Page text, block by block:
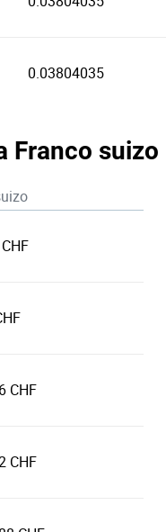
0.03804035
Franco suizo
CHF
CHF